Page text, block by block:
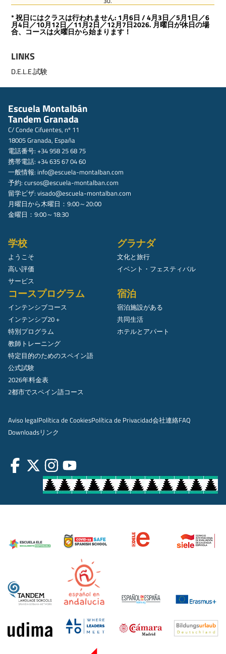
* 祝日にはクラスは行われません: 1月6日 / 4月3日／5月1日／6
月4日／10月12日／11月2日／12月7日2026. 月曜日が休日の場
合、コースは火曜日から始まります！
LINKS
D.E.L.E.試験
Escuela Montalbán
Tandem Granada
C/ Conde Cifuentes, nº 11
18005 Granada, España
電話番号: +34 958 25 68 75
携帯電話: +34 635 67 04 60
一般情報: info@escuela-montalban.com
予約: cursos@escuela-montalban.com
留学ビザ: visado@escuela-montalban.com
月曜日から木曜日：9:00～20:00
金曜日：9:00～18:30
学校
ようこそ
高い評価
サービス
グラナダ
文化と旅行
イベント・フェスティバル
コースプログラム
インテンシブコース
インテンシブ20 +
特別プログラム
教師トレーニング
特定目的のためのスペイン語
公式試験
2026年料金表
2都市でスペイン語コース
宿泊
宿泊施設がある
共同生活
ホテルとアパート
Aviso legalPolítica de CookiesPolítica de Privacidad会社連絡FAQ
Downloadsリンク